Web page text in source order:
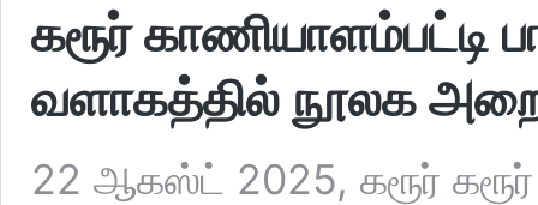
கரூர் காணியாளம்பட்டி
வளாகத்தில் நூலக அறை
22 ஆகஸ்ட் 2025, கரூர் கரூர்